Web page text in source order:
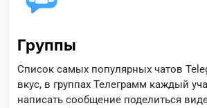
Группы
Список самых популярных чатов
вкус, в группах Телеграмм каждый
написать сообщение поделиться